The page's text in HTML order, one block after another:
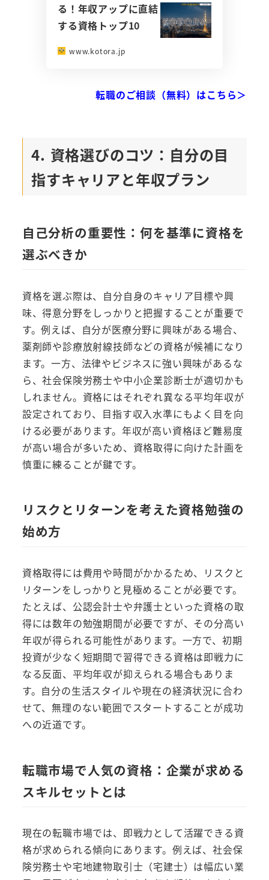
る！年収アップに直結
する資格トップ10
www.kotora.jp
転職のご相談（無料）はこちら＞
4. 資格選びのコツ：自分の目
指すキャリアと年収プラン
自己分析の重要性：何を基準に資格を
選ぶべきか
資格を選ぶ際は、自分自身のキャリア目標や興
味、得意分野をしっかりと把握することが重要で
す。例えば、自分が医療分野に興味がある場合、
薬剤師や診療放射線技師などの資格が候補になり
ます。一方、法律やビジネスに強い興味があるな
ら、社会保険労務士や中小企業診断士が適切かも
しれません。資格にはそれぞれ異なる平均年収が
設定されており、目指す収入水準にもよく目を向
ける必要があります。年収が高い資格ほど難易度
が高い場合が多いため、資格取得に向けた計画を
慎重に練ることが鍵です。
リスクとリターンを考えた資格勉強の
始め方
資格取得には費用や時間がかかるため、リスクと
リターンをしっかりと見極めることが必要です。
たとえば、公認会計士や弁護士といった資格の取
得には数年の勉強期間が必要ですが、その分高い
年収が得られる可能性があります。一方で、初期
投資が少なく短期間で習得できる資格は即戦力に
なる反面、平均年収が抑えられる場合もありま
す。自分の生活スタイルや現在の経済状況に合わ
せて、無理のない範囲でスタートすることが成功
への近道です。
転職市場で人気の資格：企業が求める
スキルセットとは
現在の転職市場では、即戦力として活躍できる資
格が求められる傾向にあります。例えば、社会保
険労務士や宅地建物取引士（宅建士）は幅広い業